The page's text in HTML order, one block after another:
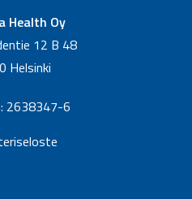
Health Oy
12 B 48
Helsinki
2638347-6